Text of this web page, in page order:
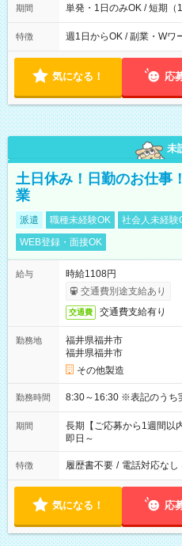
期間 単発・1日のみOK / 短期（1
特徴 週1日からOK / 副業・Wワ
気になる！ 応
未
土日休み！日勤のお仕事
業
派遣 職種未経験OK 社会人未経験
WEB登録・面接OK
給与
時給1108円
交通費別途支給あり
交通費 交通費支給有り
勤務地
福井県福井市
福井県福井市
その他製造
勤務時間 8:30～16:30 ※表記
期間
長期【ご応募から1週間以
即日～
特徴 履歴書不要 / 電話対応なし
気になる！ 応